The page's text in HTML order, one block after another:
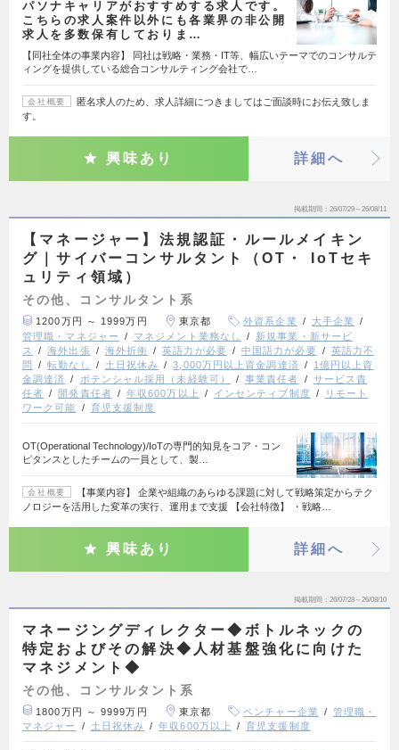
パソナキャリアがおすすめする求人です。
こちらの求人案件以外にも各業界の非公開
求人を多数保有しておりま…
【同社全体の事業内容】 同社は戦略・業務・IT等、幅広いテーマでのコンサルテ
ィングを提供している総合コンサルティング会社で…
会社概要
匿名求人のため、求人詳細につきましてはご面談時にお伝え致しま
す。
興味あり 詳細へ
掲載期間 26/07/29～26/08/11
【マネージャー】法規認証・ルールメイキン
グ｜サイバーコンサルタント（OT・ IoTセキ
ュリティ領域）
その他、コンサルタント系
1200万円 ～ 1999万円 東京都 外資系企業
大手企業
管理職・マネジャー
マネジメント業務なし
新規事業・新サービ
ス
海外出張 海外折衝 英語力が必要 中国語力が必要
英語力不
問
転勤なし 土日祝休み 3,000万円以上資金調達済
1億円以上資
金調達済
ポテンシャル採用（未経験可） 事業責任者
サービス責
任者
開発責任者 年収600万以上 インセンティブ制度
リモート
ワーク可能
育児支援制度
OT(Operational Technology)/IoTの専門的知見をコア・コン
ピタンスとしたチームの一員として、製…
会社概要
【事業内容】 企業や組織のあらゆる課題に対して戦略策定からテク
ノロジーを活用した変革の実行、運用まで支援 【会社特徴】 ・戦略…
興味あり 詳細へ
掲載期間 26/07/28～26/08/10
マネージングディレクター◆ボトルネックの
特定およびその解決◆人材基盤強化に向けた
マネジメント◆
その他、コンサルタント系
1800万円 ～ 9999万円 東京都 ベンチャー企業
管理職・
マネジャー
土日祝休み 年収600万以上 育児支援制度